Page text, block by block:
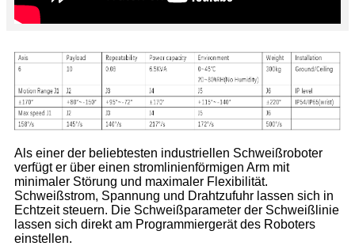
Als einer der beliebtesten industriellen Schweißroboter
verfügt er über einen stromlinienförmigen Arm mit
minimaler Störung und maximaler Flexibilität.
Schweißstrom, Spannung und Drahtzufuhr lassen sich in
Echtzeit steuern. Die Schweißparameter der Schweißlinie
lassen sich direkt am Programmiergerät des Roboters
einstellen.